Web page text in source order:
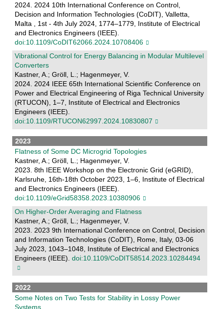
2024. 2024 10th International Conference on Control,
Decision and Information Technologies (CoDIT), Valletta,
Malta , 1st - 4th July 2024, 1774–1779, Institute of Electrical
and Electronics Engineers (IEEE).
doi:10.1109/CoDIT62066.2024.10708406
Vibrational Control for Energy Balancing in Modular Multilevel
Converters
Kastner, A.; Gröll, L.; Hagenmeyer, V.
2024. 2024 IEEE 65th International Scientific Conference on
Power and Electrical Engineering of Riga Technical University
(RTUCON), 1–7, Institute of Electrical and Electronics
Engineers (IEEE).
doi:10.1109/RTUCON62997.2024.10830807
2023
Flatness of Some DC Microgrid Topologies
Kastner, A.; Gröll, L.; Hagenmeyer, V.
2023. 8th IEEE Workshop on the Electronic Grid (eGRID),
Karlsruhe, 16th-18th October 2023, 1–6, Institute of Electrical
and Electronics Engineers (IEEE).
doi:10.1109/eGrid58358.2023.10380906
On Higher-Order Averaging and Flatness
Kastner, A.; Gröll, L.; Hagenmeyer, V.
2023. 2023 9th International Conference on Control, Decision
and Information Technologies (CoDIT), Rome, Italy, 03-06
July 2023, 1043–1048, Institute of Electrical and Electronics
Engineers (IEEE). doi:10.1109/CoDIT58514.2023.10284494
2022
Some Notes on Two Tests for Stability in Lossy Power
Systems